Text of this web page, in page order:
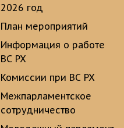
2026 год
План мероприятий
Информация о работе
ВС РХ
Комиссии при ВС РХ
Межпарламентское
сотрудничество